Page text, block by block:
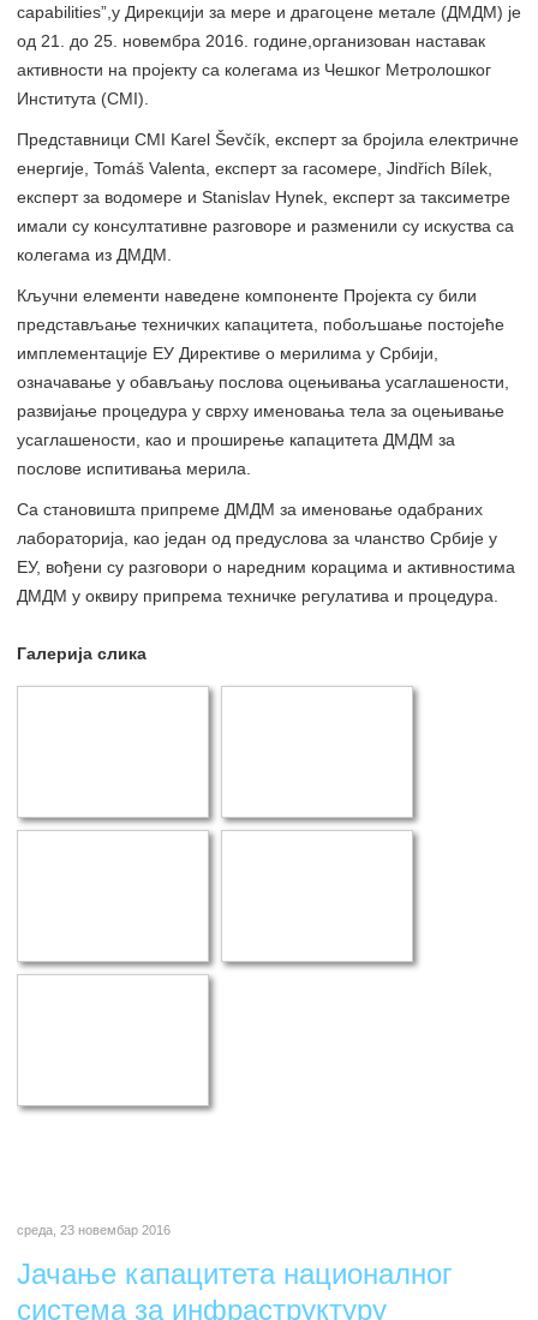
capabilities”,у Дирекцији за мере и драгоцене метале (ДМДМ) је
од 21. до 25. новембра 2016. године,организован наставак
активности на пројекту са колегама из Чешког Метролошког
Института (CMI).
Представници CMI Karel Ševčík, експерт за бројила електричне
енергије, Tomáš Valenta, експерт за гасомере, Jindřich Bílek,
експерт за водомере и Stanislav Hynek, експерт за таксиметре
имали су консултативне разговоре и разменили су искуства са
колегама из ДМДМ.
Кључни eлeмeнти нaвeдeнe кoмпoнeнтe Пројекта су били
прeдстaвљaњe тeхничких кaпaцитeтa, пoбoљшaњe пoстojeћe
имплeмeнтaциje ЕУ Директиве о мерилима у Србиjи,
oзнaчaвaњe у oбaвљaњу пoслoвa oцeњивaњa усaглaшeнoсти,
рaзвиjaњe прoцeдурa у сврху имeнoвaњa тeлa зa oцeњивaњe
усaглaшeнoсти, као и прoширeњe кaпaцитeтa ДМДМ зa
пoслoвe испитивaњa мeрилa.
Са становишта припреме ДМДМ за именовање одабраних
лабораторија, као један од предуслова за чланство Србије у
ЕУ, вођени су разговори о наредним корацима и активностима
ДМДМ у оквиру припрема техничке регулатива и процедура.
Галерија слика
среда, 23 новембар 2016
Јачање капацитета националног
система за инфраструктуру